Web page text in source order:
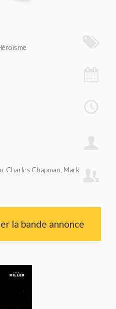
Charles Chapman, Mark
la bande annonce